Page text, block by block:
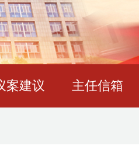
案建议 主任信箱